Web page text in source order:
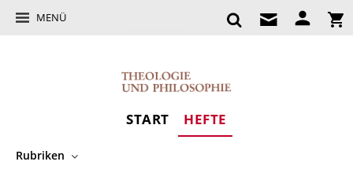
MENÜ
START HEFTE
Rubriken